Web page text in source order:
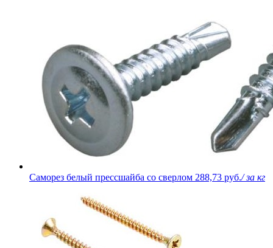
Саморез белый прессшайба со сверлом 288,73 руб./ за кг